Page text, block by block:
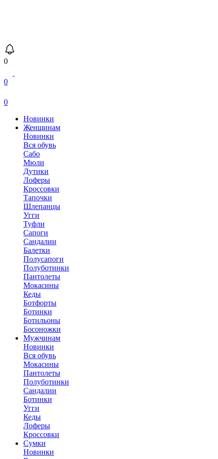
0
0
0
Новинки
Женщинам
Новинки
Вся обувь
Сабо
Мюли
Дутики
Лоферы
Кроссовки
Тапочки
Шлепанцы
Угги
Туфли
Сапоги
Сандалии
Балетки
Полусапоги
Полуботинки
Пантолеты
Мокасины
Кеды
Ботфорты
Ботинки
Ботильоны
Босоножки
Мужчинам
Новинки
Вся обувь
Мокасины
Пантолеты
Полуботинки
Сандалии
Ботинки
Угги
Кеды
Лоферы
Кроссовки
Сумки
Новинки